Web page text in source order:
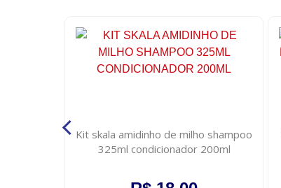
Kit skala amidinho de milho shampoo
325ml condicionador 200ml